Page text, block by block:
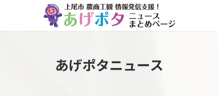
ン
ー
あげポタニュース